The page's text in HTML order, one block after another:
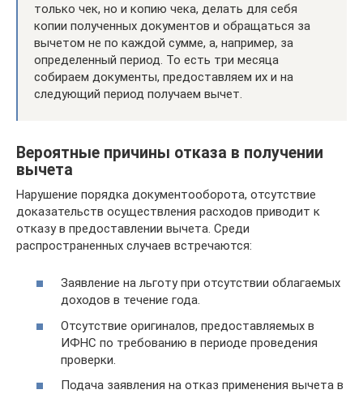
только чек, но и копию чека, делать для себя
копии полученных документов и обращаться за
вычетом не по каждой сумме, а, например, за
определенный период. То есть три месяца
собираем документы, предоставляем их и на
следующий период получаем вычет.
Вероятные причины отказа в получении
вычета
Нарушение порядка документооборота, отсутствие
доказательств осуществления расходов приводит к
отказу в предоставлении вычета. Среди
распространенных случаев встречаются:
Заявление на льготу при отсутствии облагаемых
доходов в течение года.
Отсутствие оригиналов, предоставляемых в
ИФНС по требованию в периоде проведения
проверки.
Подача заявления на отказ применения вычета в